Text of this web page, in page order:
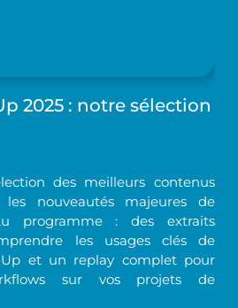
2025 : notre sélection
des meilleurs contenus
nouveautés majeures de
programme : des extraits
les usages clés de
et un replay complet pour
sur vos projets de